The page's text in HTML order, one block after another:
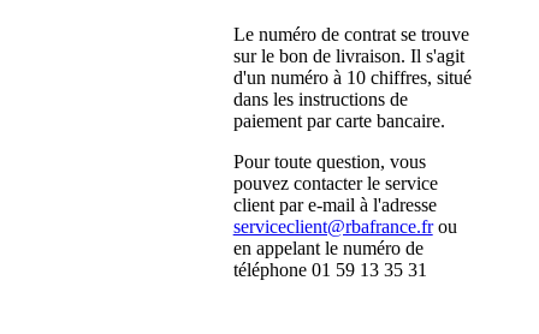
Le numéro de contrat se trouve
sur le bon de livraison. Il s'agit
d'un numéro à 10 chiffres, situé
dans les instructions de
paiement par carte bancaire.
Pour toute question, vous
pouvez contacter le service
client par e-mail à l'adresse
serviceclient@rbafrance.frou
en appelant le numéro de
téléphone 01 59 13 35 31